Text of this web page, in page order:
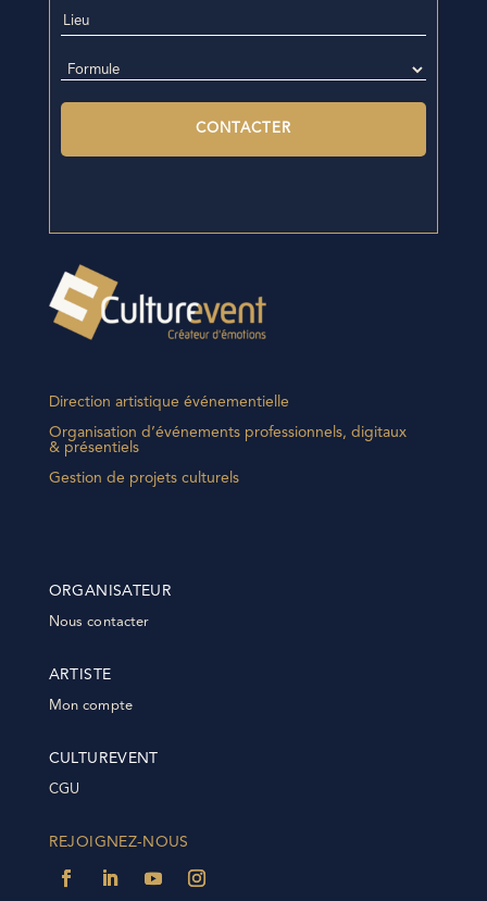
Direction artistique événementielle
Organisation d’événements professionnels, digitaux
& présentiels
Gestion de projets culturels
ORGANISATEUR
Nous contacter
ARTISTE
Mon compte
CULTUREVENT
CGU
REJOIGNEZ-NOUS